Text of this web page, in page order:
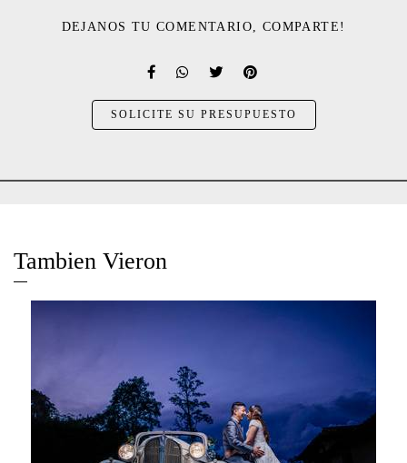
DEJANOS TU COMENTARIO, COMPARTE!
SOLICITE SU PRESUPUESTO
Tambien Vieron